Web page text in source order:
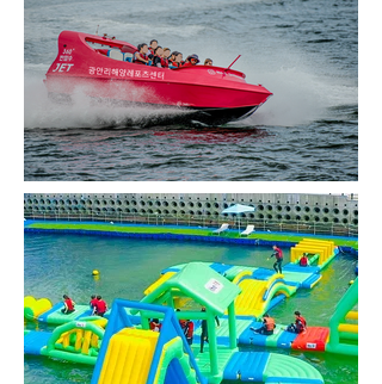
- 여행일정
(해양체험+아일드블루 음료 교환권 >
현지식 >감천문화마을 > 전통시장 체험
> 현지식 > 숙소[선택] )